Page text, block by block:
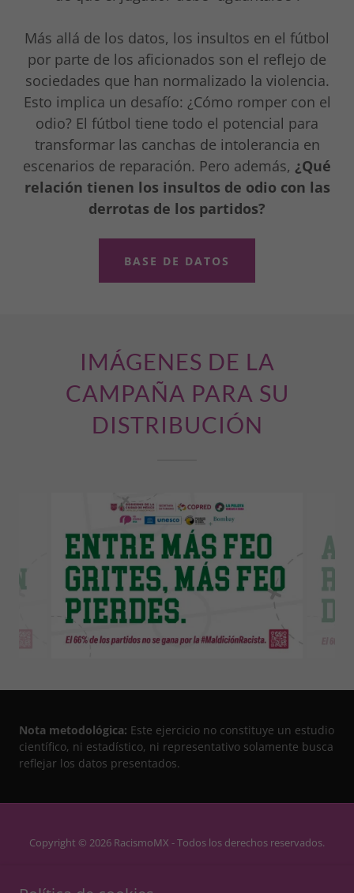
Más allá de los datos, los insultos en el fútbol
por parte de los aficionados son el reflejo de
sociedades que han normalizado la violencia.
Esto implica un desafío: ¿Cómo romper con el
odio? El fútbol tiene todo el potencial para
transformar las canchas de intolerancia en
escenarios de reparación. Pero además, ¿Qué
relación tienen los insultos de odio con las
derrotas de los partidos?
BASE DE DATOS
IMÁGENES DE LA
CAMPAÑA PARA SU
DISTRIBUCIÓN
Nota metodológica: Este ejercicio no constituye un estudio
científico, ni estadístico, ni representativo solamente busca
reflejar los datos presentados.
Copyright © 2026 RacismoMX - Todos los derechos reservados.